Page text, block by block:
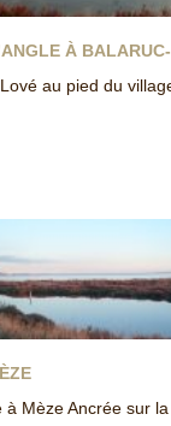
À
au pied du
à Mèze Ancrée sur